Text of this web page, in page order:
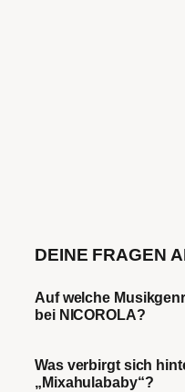
DEINE FRAGEN
Auf welche
bei NICOROLA?
Was verbirgt sich
„Mixahulababy“?